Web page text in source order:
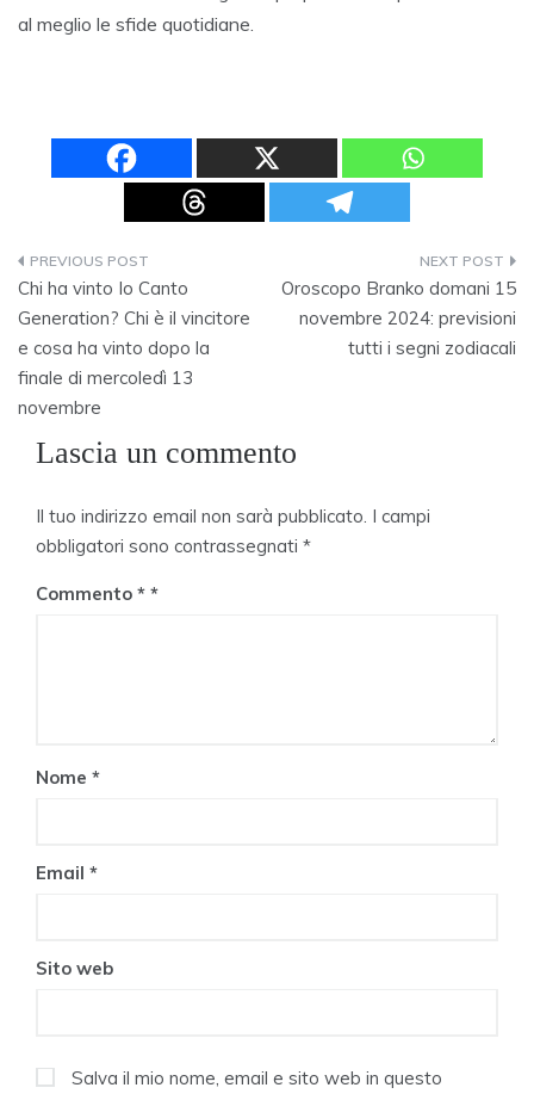
al meglio le sfide quotidiane.
Navigazione
articoli
Chi ha vinto Io Canto
Generation? Chi è il vincitore
e cosa ha vinto dopo la
finale di mercoledì 13
novembre
Oroscopo Branko domani 15
novembre 2024: previsioni
tutti i segni zodiacali
Lascia un commento
Il tuo indirizzo email non sarà pubblicato. I campi
obbligatori sono contrassegnati *
Commento *
Nome *
Email *
Sito web
Salva il mio nome, email e sito web in questo